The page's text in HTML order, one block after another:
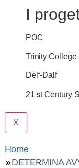
I
POC
Trinity College
Delf-Dalf
21 st Century
X
Home
DETERMINA